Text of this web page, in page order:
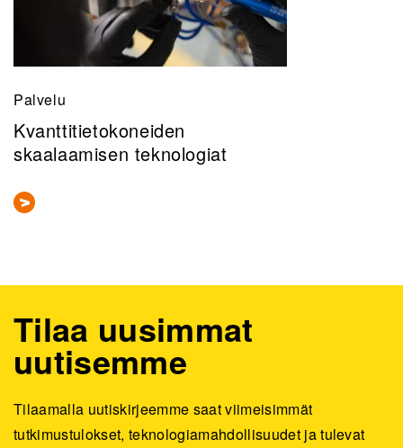
Palvelu
Kvanttitietokoneiden
skaalaamisen teknologiat
Tilaa uusimmat
uutisemme
Tilaamalla uutiskirjeemme saat viimeisimmät
tutkimustulokset, teknologiamahdollisuudet ja tulevat